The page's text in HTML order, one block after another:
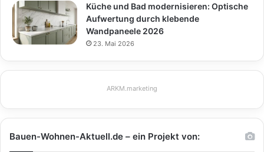
Küche und Bad modernisieren: Optische
Aufwertung durch klebende
Wandpaneele 2026
23. Mai 2026
ARKM.marketing
Bauen-Wohnen-Aktuell.de – ein Projekt von: